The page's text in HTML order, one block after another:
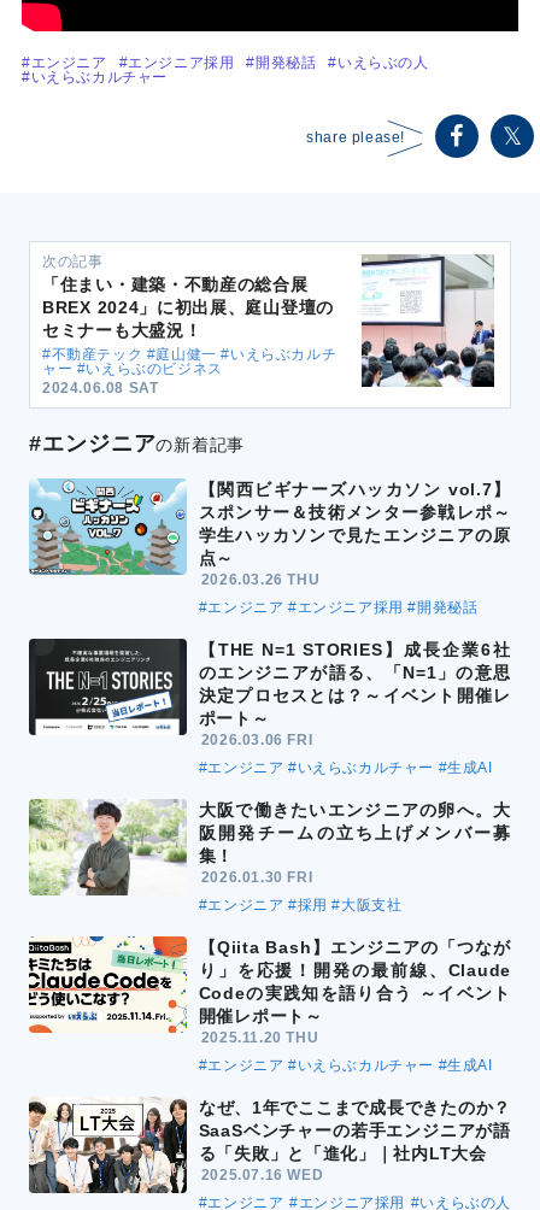
#エンジニア #エンジニア採用 #開発秘話
#いえらぶの人
#いえらぶカルチャー
share please!
次の記事
「住まい・建築・不動産の総合展
BREX 2024」に初出展、庭山登壇の
セミナーも大盛況！
#不動産テック #庭山健一 #いえらぶカルチ
ャー #いえらぶのビジネス
2024.06.08 SAT
#エンジニアの新着記事
【関西ビギナーズハッカソン vol.7】
スポンサー＆技術メンター参戦レポ～
学生ハッカソンで見たエンジニアの原
点～
2026.03.26 THU
#エンジニア #エンジニア採用 #開発秘話
【THE N=1 STORIES】成長企業6社
のエンジニアが語る、「N=1」の意思
決定プロセスとは？～イベント開催レ
ポート～
2026.03.06 FRI
#エンジニア #いえらぶカルチャー #生成AI
大阪で働きたいエンジニアの卵へ。大
阪開発チームの立ち上げメンバー募
集！
2026.01.30 FRI
#エンジニア #採用 #大阪支社
【Qiita Bash】エンジニアの「つなが
り」を応援！開発の最前線、Claude
Codeの実践知を語り合う ～イベント
開催レポート～
2025.11.20 THU
#エンジニア #いえらぶカルチャー #生成AI
なぜ、1年でここまで成長できたのか？
SaaSベンチャーの若手エンジニアが語
る「失敗」と「進化」｜社内LT大会
2025.07.16 WED
#エンジニア #エンジニア採用 #いえらぶの人